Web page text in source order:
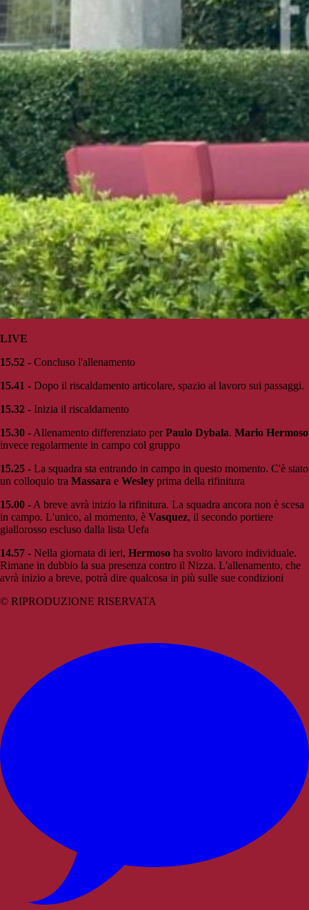
LIVE
15.52 - Concluso l'allenamento
15.41 - Dopo il riscaldamento articolare, spazio al lavoro sui passaggi.
15.32 - Inizia il riscaldamento
15.30 -Allenamento differenziato perPaulo Dybala. Mario Hermoso
invece regolarmente in campo col gruppo
15.25 - La squadra sta entrando in campo in questo momento. C'è stato
un colloquio tra Massara e Wesley prima della rifinitura
15.00 -A breve avrà inizio la rifinitura. La squadra ancora non è scesa
in campo. L'unico, al momento, è Vasquez, il secondo portiere
giallorosso escluso dalla lista Uefa
14.57 - Nella giornata di ieri, Hermoso ha svolto lavoro individuale.
Rimane in dubbio la sua presenza contro il Nizza. L'allenamento, che
avrà inizio a breve, potrà dire qualcosa in più sulle sue condizioni
© RIPRODUZIONE RISERVATA